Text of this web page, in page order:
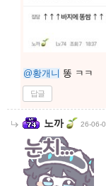
@황개니 똥 ㅋㅋ
답글
노까 26-06-